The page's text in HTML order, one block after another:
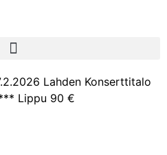
Lahden Konserttitalo
Lippu 90 €